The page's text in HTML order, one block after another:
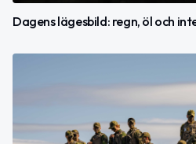
Dagens lägesbild: regn, öl och